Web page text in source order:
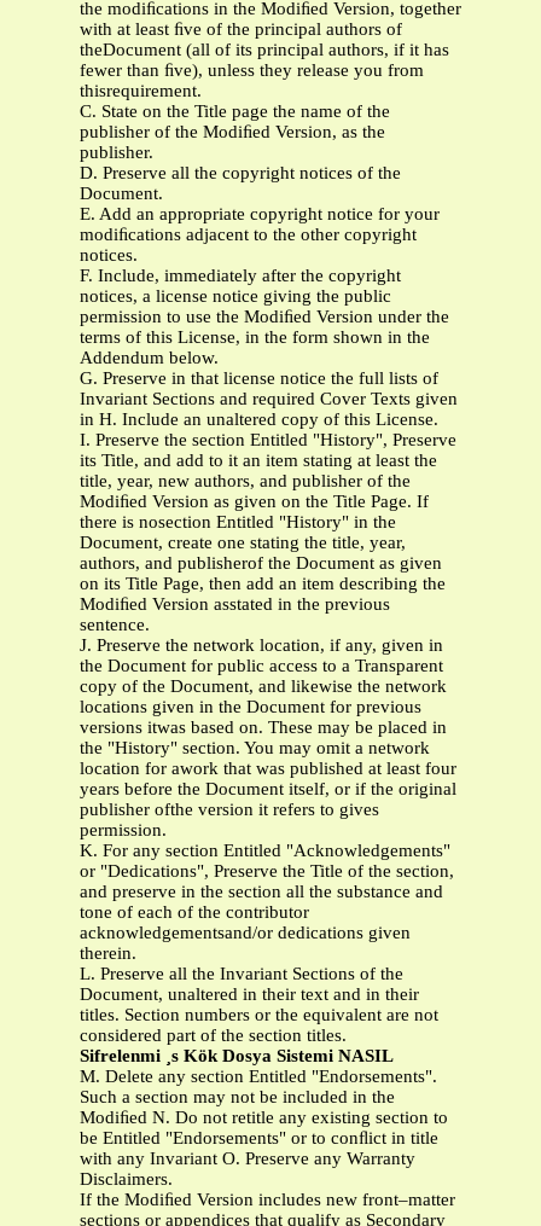
the modiﬁcations in the Modiﬁed Version, together
with at least ﬁve of the principal authors of
theDocument (all of its principal authors, if it has
fewer than ﬁve), unless they release you from
thisrequirement.
C. State on the Title page the name of the
publisher of the Modiﬁed Version, as the
publisher.
D. Preserve all the copyright notices of the
Document.
E. Add an appropriate copyright notice for your
modiﬁcations adjacent to the other copyright
notices.
F. Include, immediately after the copyright
notices, a license notice giving the public
permission to use the Modiﬁed Version under the
terms of this License, in the form shown in the
Addendum below.
G. Preserve in that license notice the full lists of
Invariant Sections and required Cover Texts given
in H. Include an unaltered copy of this License.
I. Preserve the section Entitled "History", Preserve
its Title, and add to it an item stating at least the
title, year, new authors, and publisher of the
Modiﬁed Version as given on the Title Page. If
there is nosection Entitled "History" in the
Document, create one stating the title, year,
authors, and publisherof the Document as given
on its Title Page, then add an item describing the
Modiﬁed Version asstated in the previous
sentence.
J. Preserve the network location, if any, given in
the Document for public access to a Transparent
copy of the Document, and likewise the network
locations given in the Document for previous
versions itwas based on. These may be placed in
the "History" section. You may omit a network
location for awork that was published at least four
years before the Document itself, or if the original
publisher ofthe version it refers to gives
permission.
K. For any section Entitled "Acknowledgements"
or "Dedications", Preserve the Title of the section,
and preserve in the section all the substance and
tone of each of the contributor
acknowledgementsand/or dedications given
therein.
L. Preserve all the Invariant Sections of the
Document, unaltered in their text and in their
titles. Section numbers or the equivalent are not
considered part of the section titles.
Sifrelenmi ¸s Kök Dosya Sistemi NASIL
M. Delete any section Entitled "Endorsements".
Such a section may not be included in the
Modiﬁed N. Do not retitle any existing section to
be Entitled "Endorsements" or to conﬂict in title
with any Invariant O. Preserve any Warranty
Disclaimers.
If the Modiﬁed Version includes new front–matter
sections or appendices that qualify as Secondary